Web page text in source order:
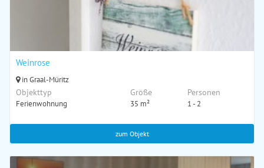
Weinrose
in Graal-Müritz
Objekttyp
Ferienwohnung
Größe
35 m²
Personen
1 - 2
zum Objekt